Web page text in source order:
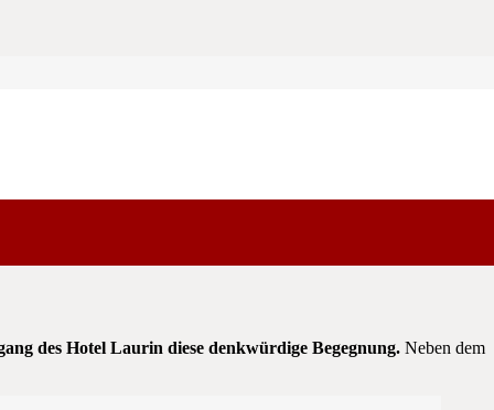
des Hotel Laurin diese denkwürdige Begegnung. Neben dem